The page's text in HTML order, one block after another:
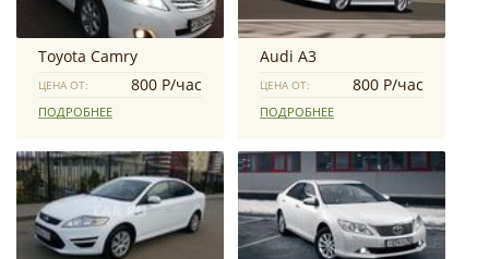
Toyota Camry
ЦЕНА ОТ: 800 Р/час
ПОДРОБНЕЕ
Audi A3
ЦЕНА ОТ: 800 Р/час
ПОДРОБНЕЕ